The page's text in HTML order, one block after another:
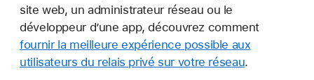
site web, un administrateur réseau ou le
développeur d’une app, découvrez comment
fournir la meilleure expérience possible aux
utilisateurs du relais privé sur votre réseau.